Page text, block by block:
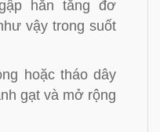
hẳn tăng đơ
vậy trong suốt
hoặc tháo dây
gạt và mở rộng